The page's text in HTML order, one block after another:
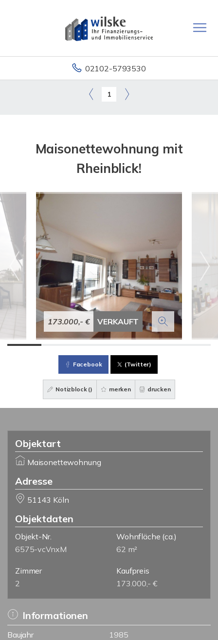
02102-5793530
1
Maisonettewohnung mit
Rheinblick!
173.000,- € VERKAUFT
Facebook (Twitter)
Notizblock () merken drucken
Objektart
Maisonettewohnung
Adresse
51143 Köln
Objektdaten
Objekt-Nr.
6575-vcVnxM
Wohnfläche (ca.)
62 m²
Zimmer
2
Kaufpreis
173.000,- €
Informationen
Baujahr
1985